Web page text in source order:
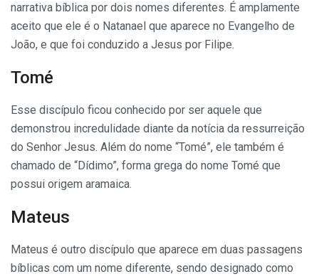
narrativa bíblica por dois nomes diferentes. É amplamente
aceito que ele é o Natanael que aparece no Evangelho de
João, e que foi conduzido a Jesus por Filipe.
Tomé
Esse discípulo ficou conhecido por ser aquele que
demonstrou incredulidade diante da notícia da ressurreição
do Senhor Jesus. Além do nome “Tomé”, ele também é
chamado de “Dídimo”, forma grega do nome Tomé que
possui origem aramaica.
Mateus
Mateus é outro discípulo que aparece em duas passagens
bíblicas com um nome diferente, sendo designado como